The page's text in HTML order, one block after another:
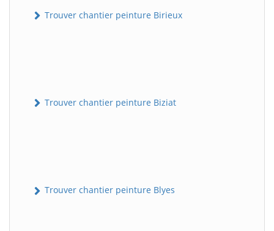
Trouver chantier peinture Birieux
Trouver chantier peinture Biziat
Trouver chantier peinture Blyes